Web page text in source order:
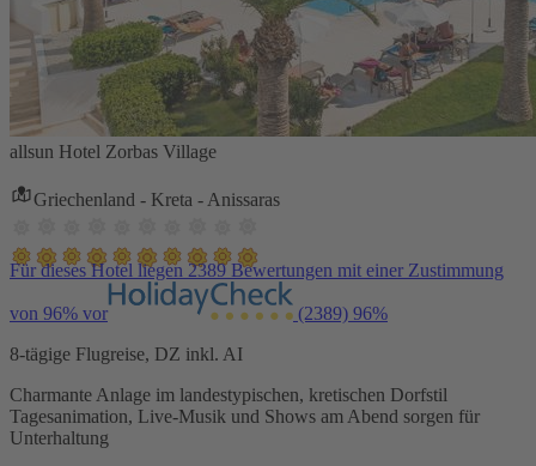
allsun Hotel Zorbas Village
Griechenland - Kreta - Anissaras
Für dieses Hotel liegen 2389 Bewertungen mit einer Zustimmung
von 96% vor (2389) 96%
8-tägige Flugreise, DZ inkl. AI
Charmante Anlage im landestypischen, kretischen Dorfstil
Tagesanimation, Live-Musik und Shows am Abend sorgen für
Unterhaltung